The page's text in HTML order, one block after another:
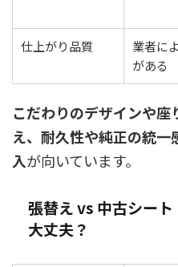
仕上がり品質
業者に
がある
こだわりのデザインや
え、耐久性や純正の統
入が向いています。
張替え vs 中古シー
大丈夫？